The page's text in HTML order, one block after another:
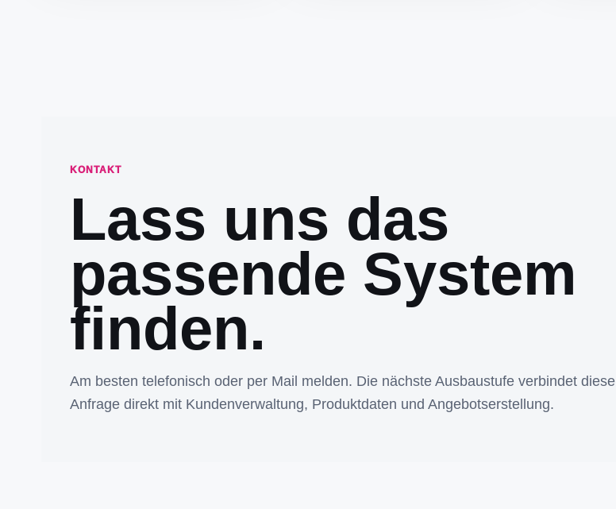
KONTAKT
Lass uns das
passende System
finden.
Am besten telefonisch oder per Mail melden. Die nächste Ausbaustufe verbindet diese
Anfrage direkt mit Kundenverwaltung, Produktdaten und Angebotserstellung.